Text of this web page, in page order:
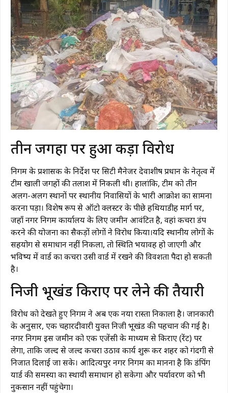
​तीन जगहों पर हुआ कड़ा विरोध
​निगम के प्रशासक के निर्देश पर सिटी मैनेजर देवाशीष प्रधान के नेतृत्व में
टीम खाली जगहों की तलाश में निकली थी। हालांकि, टीम को तीन
अलग-अलग स्थानों पर स्थानीय निवासियों के भारी आक्रोश का सामना
करना पड़ा। विशेष रूप से ऑटो क्लस्टर के पीछे हथियाडीह मार्ग पर,
जहाँ नगर निगम कार्यालय के लिए जमीन आवंटित है, वहां कचरा डंप
करने की योजना का सैकड़ों लोगों ने विरोध किया।यदि स्थानीय लोगों के
सहयोग से समाधान नहीं निकला, तो स्थिति भयावह हो जाएगी और
भविष्य में वार्ड का कचरा उसी वार्ड में रखने की विवशता पैदा हो सकती
है।
​निजी भूखंड किराए पर लेने की तैयारी
​विरोध को देखते हुए निगम ने अब एक नया रास्ता निकाला है। जानकारी
के अनुसार, एक चहारदीवारी युक्त निजी भूखंड की पहचान की गई है।
नगर निगम इस जमीन को एक एजेंसी के माध्यम से किराए (रेंट) पर
लेगा, ताकि जल्द से जल्द कचरा उठाव कार्य शुरू कर शहर को गंदगी से
निजात दिलाई जा सके। आदित्यपुर नगर निगम का मानना है कि डंपिंग
यार्ड की समस्या का स्थायी समाधान हो सकेगा और पर्यावरण को भी
नुकसान नहीं पहुंचेगा।